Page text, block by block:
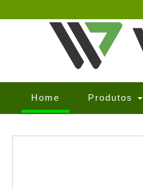
Home (current)Produtos